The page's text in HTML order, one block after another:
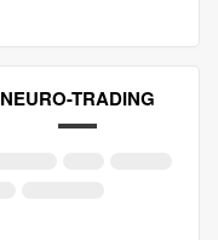
NEURO-TRADING